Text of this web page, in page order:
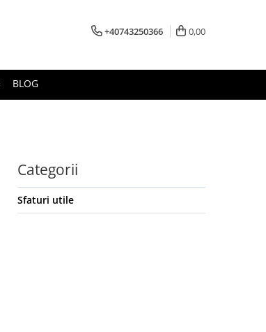
+40743250366 0,00
BLOG
Categorii
Sfaturi utile